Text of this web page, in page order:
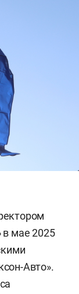
в мае 2025
Авто».